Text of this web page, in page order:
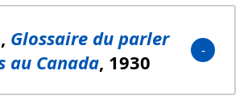
Glossaire du parler
au Canada, 1930